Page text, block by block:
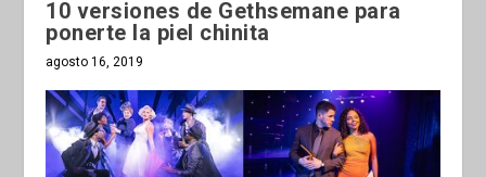
10 versiones de Gethsemane para
ponerte la piel chinita
agosto 16, 2019